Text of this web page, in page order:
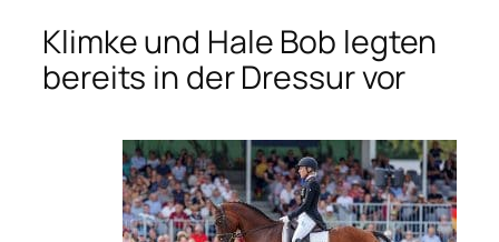
Klimke und Hale Bob legten
bereits in der Dressur vor